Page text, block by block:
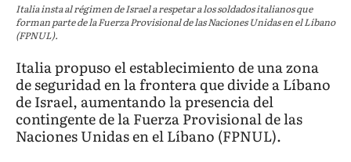
Italia insta al régimen de Israel a respetar a los soldados italianos que
forman parte de la Fuerza Provisional de las Naciones Unidas en el Líbano
(FPNUL).
Italia propuso el establecimiento de una zona
de seguridad en la frontera que divide a Líbano
de Israel, aumentando la presencia del
contingente de la Fuerza Provisional de las
Naciones Unidas en el Líbano (FPNUL).